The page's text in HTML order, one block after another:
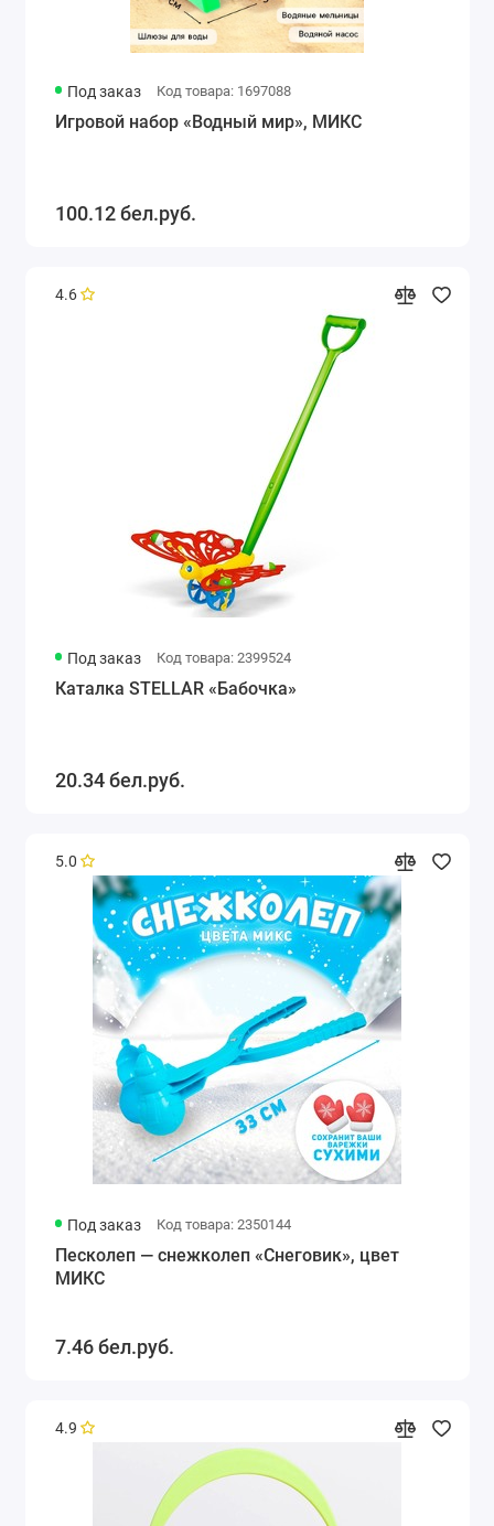
Под заказ Код товара: 1697088
Игровой набор «Водный мир», МИКС
100.12 бел.руб.
4.6
Под заказ Код товара: 2399524
Каталка STELLAR «Бабочка»
20.34 бел.руб.
5.0
Под заказ Код товара: 2350144
Песколеп — снежколеп «Снеговик», цвет
МИКС
7.46 бел.руб.
4.9